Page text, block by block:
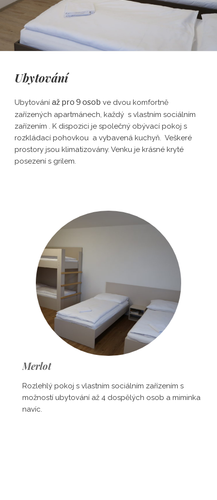
Ubytování
Ubytování až pro 9 osob ve dvou komfortně
zařízených apartmánech, každý s vlastním sociálním
zařízením . K dispozici je společný obývací pokoj s
rozkládací pohovkou a vybavená kuchyň. Veškeré
prostory jsou klimatizovány. Venku je krásné kryté
posezení s grilem.
Merlot
Rozlehlý pokoj s vlastním sociálním zařízením s
možností ubytování až 4 dospělých osob a miminka
navíc.